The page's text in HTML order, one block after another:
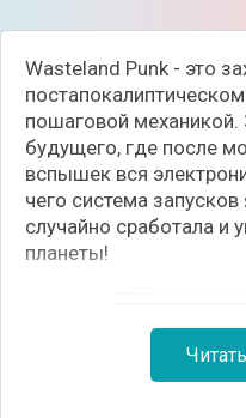
Wasteland Punk - это
пошаговой
будущего, где после
вспышек вся
чего система
случайно сработала и
планеты!